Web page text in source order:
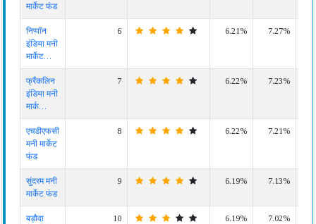
मार्केट फंड
निप्पॉन
इंडिया मनी
मार्केट…
6 6.21% 7.27%
फ्रैंकलिन
इंडिया मनी
मार्क…
7 6.22% 7.23%
एचडीएफसी
मनी मार्केट
फंड
8 6.22% 7.21%
सुंदरम मनी
मार्केट फंड
9 6.19% 7.13%
बड़ौदा
10 6.19% 7.02%